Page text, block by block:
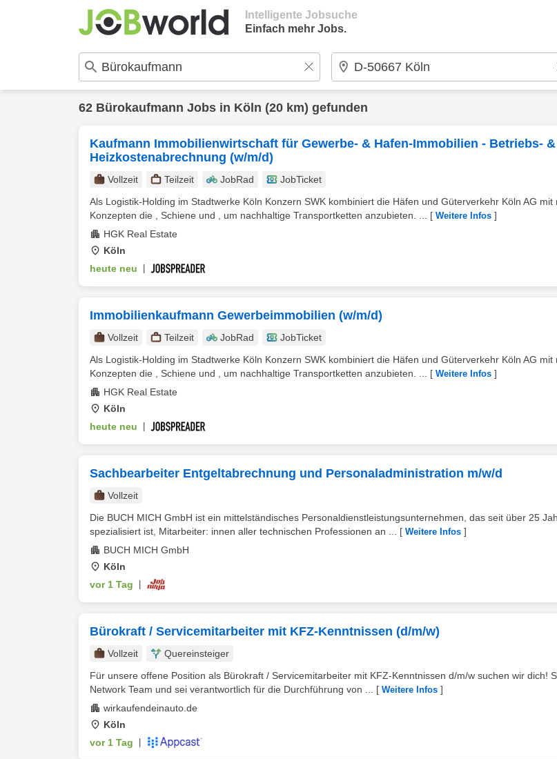
Intelligente Jobsuche
Einfach mehr Jobs.
62 Bürokaufmann Jobs in Köln (20 km) gefunden
Kaufmann Immobilienwirtschaft für Gewerbe- & Hafen-Immobilien - Betriebs- &
Heizkostenabrechnung (w/m/d)
Vollzeit Teilzeit JobRad
JobTicket
Als Logistik-Holding im Stadtwerke Köln Konzern SWK kombiniert die Häfen und Güterverkehr Köln AG mit
Konzepten die , Schiene und , um nachhaltige Transportketten anzubieten. ...
[ Weitere Infos ]
HGK Real Estate
Köln
heute neu
Immobilienkaufmann Gewerbeimmobilien (w/m/d)
Vollzeit Teilzeit JobRad
JobTicket
Als Logistik-Holding im Stadtwerke Köln Konzern SWK kombiniert die Häfen und Güterverkehr Köln AG mit
Konzepten die , Schiene und , um nachhaltige Transportketten anzubieten. ...
[ Weitere Infos ]
HGK Real Estate
Köln
heute neu
Sachbearbeiter Entgeltabrechnung und Personaladministration m/w/d
Vollzeit
Die BUCH MICH GmbH ist ein mittelständisches Personaldienstleistungsunternehmen, das seit über 25
spezialisiert ist, Mitarbeiter: innen aller technischen Professionen an ...
[ Weitere Infos ]
BUCH MICH GmbH
Köln
vor 1 Tag
Bürokraft / Servicemitarbeiter mit KFZ-Kenntnissen (d/m/w)
Vollzeit
Quereinsteiger
Für unsere offene Position als Bürokraft / Servicemitarbeiter mit KFZ-Kenntnissen d/m/w suchen wir dich!
Network Team und sei verantwortlich für die Durchführung von ...
[ Weitere Infos ]
wirkaufendeinauto.de
Köln
vor 1 Tag